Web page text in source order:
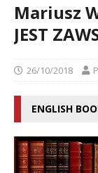
Mariusz
JEST
26/10/2018
ENGLISH